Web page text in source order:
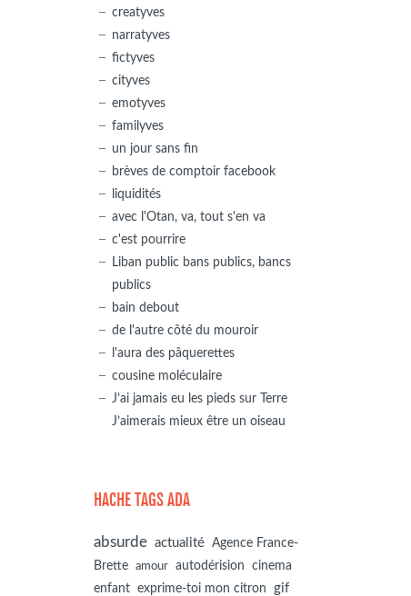
creatyves
narratyves
fictyves
cityves
emotyves
familyves
un jour sans fin
brèves de comptoir facebook
liquidités
avec l'Otan, va, tout s'en va
c'est pourrire
Liban public bans publics, bancs
publics
bain debout
de l'autre côté du mouroir
l'aura des pâquerettes
cousine moléculaire
J’ai jamais eu les pieds sur Terre
J’aimerais mieux être un oiseau
HACHE TAGS ADA
absurde actualité Agence France-
Brette
amour autodérision
cinema
enfant exprime-toi mon citron
gif